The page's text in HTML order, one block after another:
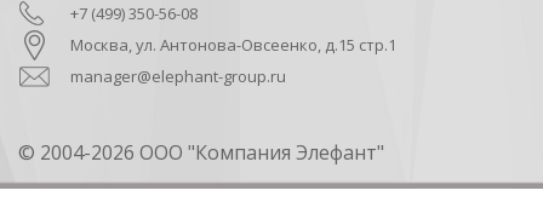
+7 (499) 350-56-08
Москва, ул. Антонова-Овсеенко, д.15 стр.1
manager@elephant-group.ru
© 2004-2026 ООО "Компания Элефант"